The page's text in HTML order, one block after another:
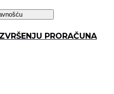
sa zainteresiranom javnošću
PRORAČUNA